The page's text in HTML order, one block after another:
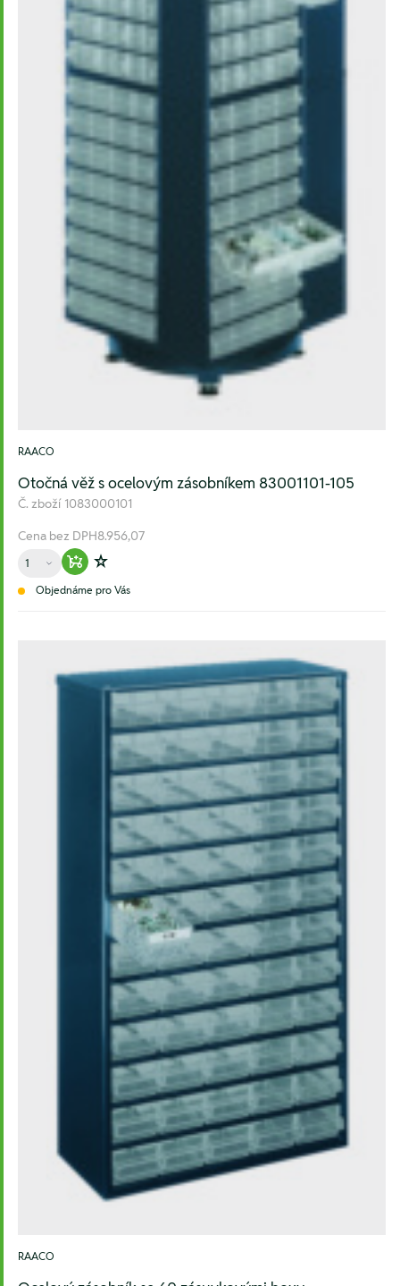
RAACO
Otočná věž s ocelovým zásobníkem 83001101-105
Č. zboží 1083000101
Cena bez DPH8.956,07
Množství
Warenkorb hinzufügen
Zur Wunschliste hinzufügen
Objednáme pro Vás
RAACO